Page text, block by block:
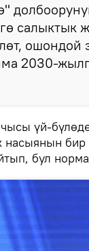
салыктык
2030-
үй-
насыянын
бул